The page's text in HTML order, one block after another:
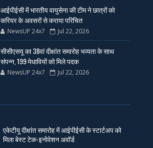
आईपीईसी में भारतीय वायुसेना की टीम ने छात्रों को
करियर के अवसरों से कराया परिचित
NewsUP 24x7 Jul 22, 2026
सीसीएसयू का 38वां दीक्षांत समारोह भव्यता के साथ
संपन्न, 199 मेधावियों को मिले पदक
NewsUP 24x7 Jul 22, 2026
एकेटीयू दीक्षांत समारोह में आईपीईसी के स्टार्टअप को
मिला बेस्ट टेक-इनोवेशन अवॉर्ड